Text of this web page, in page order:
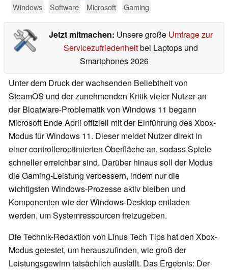
Windows Software Microsoft Gaming
Jetzt mitmachen: Unsere große Umfrage zur
Servicezufriedenheitbei Laptops und
Smartphones 2026
Unter dem Druck der wachsenden Beliebtheit von
SteamOS und der zunehmenden Kritik vieler Nutzer an
der Bloatware-Problematik von Windows 11 begann
Microsoft Ende April offiziell mit der Einführung des Xbox-
Modus für Windows 11. Dieser meldet Nutzer direkt in
einer controlleroptimierten Oberfläche an, sodass Spiele
schneller erreichbar sind. Darüber hinaus soll der Modus
die Gaming-Leistung verbessern, indem nur die
wichtigsten Windows-Prozesse aktiv bleiben und
Komponenten wie der Windows-Desktop entladen
werden, um Systemressourcen freizugeben.
Die Technik-Redaktion von Linus Tech Tips hat den Xbox-
Modus getestet, um herauszufinden, wie groß der
Leistungsgewinn tatsächlich ausfällt. Das Ergebnis: Der